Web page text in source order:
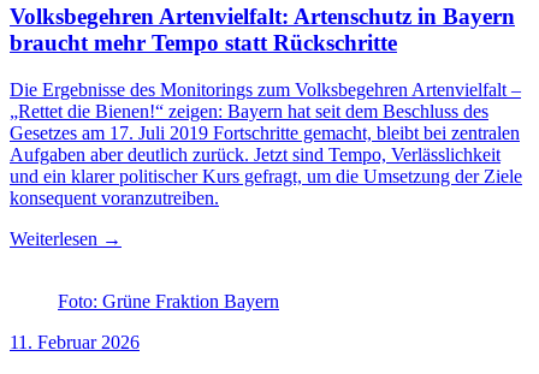
Volksbegehren Artenvielfalt: Artenschutz in Bayern
braucht mehr Tempo statt Rückschritte
Die Ergebnisse des Monitorings zum Volksbegehren Artenvielfalt –
„Rettet die Bienen!“ zeigen: Bayern hat seit dem Beschluss des
Gesetzes am 17. Juli 2019 Fortschritte gemacht, bleibt bei zentralen
Aufgaben aber deutlich zurück. Jetzt sind Tempo, Verlässlichkeit
und ein klarer politischer Kurs gefragt, um die Umsetzung der Ziele
konsequent voranzutreiben.
Weiterlesen →
Foto: Grüne Fraktion Bayern
11. Februar 2026